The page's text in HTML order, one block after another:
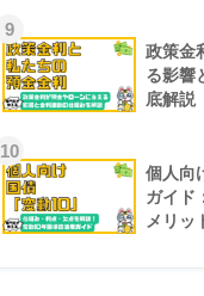
9
政策金
る影響
底解説
10
個人向
ガイド
メリッ